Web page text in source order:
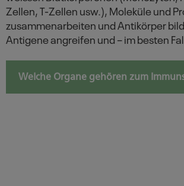
Zellen, T-Zellen usw.), Moleküle und
zusammenarbeiten und Antikörper
Antigene angreifen und ­– im besten
Welche Organe gehören zum